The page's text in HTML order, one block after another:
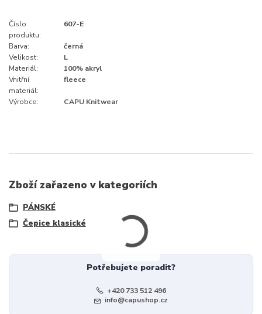
Číslo
produktu:
607-E
Barva:
černá
Velikost:
L
Materiál:
100% akryl
Vnitřní
materiál:
fleece
Výrobce: CAPU Knitwear
Zboží zařazeno v kategoriích
PÁNSKÉ
Čepice klasické
Potřebujete poradit?
+420 733 512 496
info@capushop.cz